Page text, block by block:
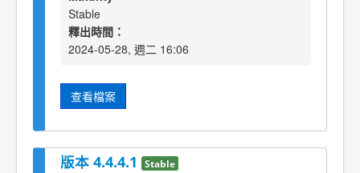
Stable
釋出時間：
2024-05-28, 週二 16:06
查看檔案
版本 4.4.4.1 Stable